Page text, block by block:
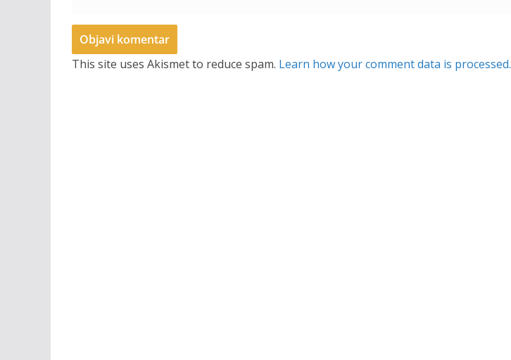
This site uses Akismet to reduce spam. Learn how your comment data is processed.